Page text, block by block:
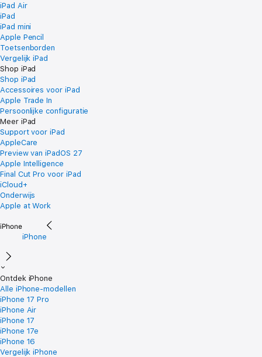
iPad Air
iPad
iPad mini
Apple Pencil
Toetsenborden
Vergelijk iPad
Shop iPad
Shop iPad
Accessoires voor iPad
Apple Trade In
Persoonlijke configuratie
Meer iPad
Support voor iPad
AppleCare
Preview van iPadOS 27
Apple Intelligence
Final Cut Pro voor iPad
iCloud+
Onderwijs
Apple at Work
iPhone
Ontdek iPhone
Alle iPhone-modellen
iPhone 17 Pro
iPhone Air
iPhone 17
iPhone 17e
iPhone 16
Vergelijk iPhone